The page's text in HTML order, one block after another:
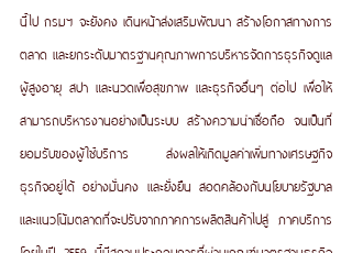
นี้ไป กรมฯ จะยังคง เดินหน้าส่งเสริมพัฒนา สร้างโอกาสทางการ
ตลาด และยกระดับมาตรฐานคุณภาพการบริหารจัดการธุรกิจดูแล
ผู้สูงอายุ สปา และนวดเพื่อสุขภาพ และธุรกิจอื่นๆ ต่อไป เพื่อให้
สามารถบริหารงานอย่างเป็นระบบ สร้างความน่าเชื่อถือ จนเป็นที่
ยอมรับของผู้ใช้บริการ ส่งผลให้เกิดมูลค่าเพิ่มทางเศรษฐกิจ
ธุรกิจอยู่ได้ อย่างมั่นคง และยั่งยืน สอดคล้องกับนโยบายรัฐบาล
และแนวโน้มตลาดที่จะปรับจากภาคการผลิตสินค้าไปสู่ ภาคบริการ